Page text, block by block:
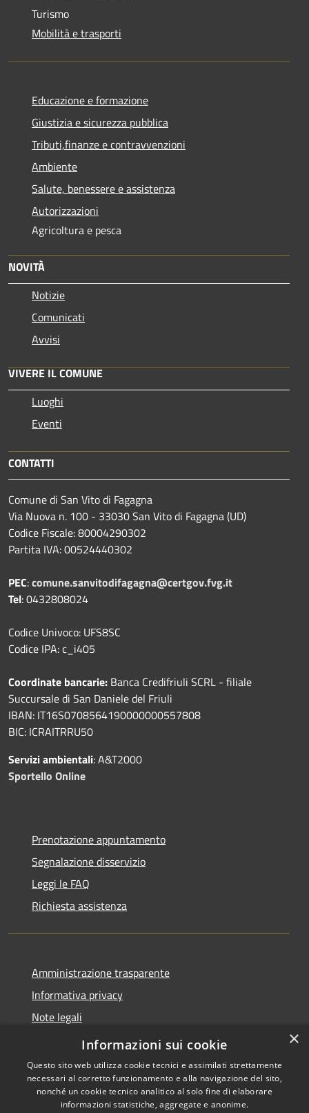
Turismo
Mobilità e trasporti
Educazione e formazione
Giustizia e sicurezza pubblica
Tributi,finanze e contravvenzioni
Ambiente
Salute, benessere e assistenza
Autorizzazioni
Agricoltura e pesca
NOVITÀ
Notizie
Comunicati
Avvisi
VIVERE IL COMUNE
Luoghi
Eventi
CONTATTI
Comune di San Vito di Fagagna
Via Nuova n. 100 - 33030 San Vito di Fagagna (UD)
Codice Fiscale: 80004290302
Partita IVA: 00524440302
PEC:comune.sanvitodifagagna@certgov.fvg.it
Tel: 0432808024
Codice Univoco: UFS8SC
Codice IPA: c_i405
Coordinate bancarie: Banca Credifriuli SCRL - filiale
Succursale di San Daniele del Friuli
IBAN: IT16S0708564190000000557808
BIC: ICRAITRRU50
Servizi ambientali: A&T2000
Sportello Online
Prenotazione appuntamento
Segnalazione disservizio
Leggi le FAQ
Richiesta assistenza
Amministrazione trasparente
Informativa privacy
Note legali
Dichiarazione di accessibilità
Copyright © 2026 • Comune di
×
Informazioni sui cookie
Questo sito web utilizza cookie tecnici e assimilati strettamente
necessari al corretto funzionamento e alla navigazione del sito,
nonché un cookie tecnico analitico al solo fine di elaborare
informazioni statistiche, aggregate e anonime.